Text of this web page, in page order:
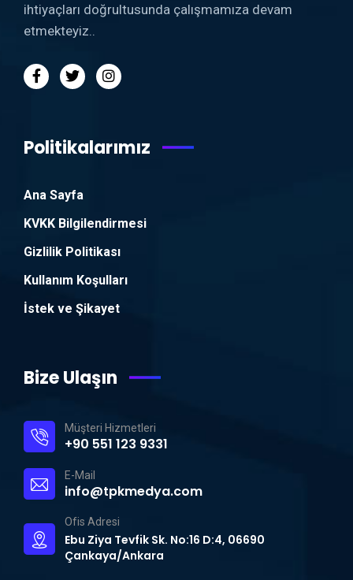
ihtiyaçları doğrultusunda çalışmamıza devam
etmekteyiz..
Politikalarımız
Ana Sayfa
KVKK Bilgilendirmesi
Gizlilik Politikası
Kullanım Koşulları
İstek ve Şikayet
Bize Ulaşın
Müşteri Hizmetleri
+90 551 123 9331
E-Mail
info@tpkmedya.com
Ofis Adresi
Ebu Ziya Tevfik Sk. No:16 D:4, 06690
Çankaya/Ankara